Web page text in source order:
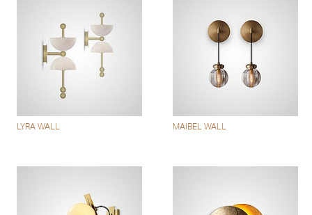
LYRA WALL MAIBEL WALL